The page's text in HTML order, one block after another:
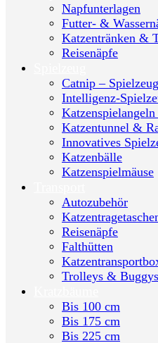
Napfunterlagen
Futter- &
Katzentränken &
Reisenäpfe
Catnip – Spielzeug
Intelligenz-
Katzentunnel &
Innovatives
Katzenbälle
Katzenspielmäuse
Autozubehör
Reisenäpfe
Falthütten
Trolleys & Buggys
Bis 100 cm
Bis 175 cm
Bis 225 cm